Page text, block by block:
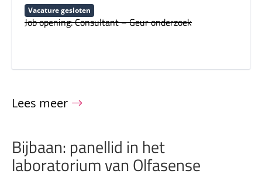
Vacature gesloten
Job opening: Consultant – Geur onderzoek
Lees meer
Bijbaan: panellid in het
laboratorium van Olfasense